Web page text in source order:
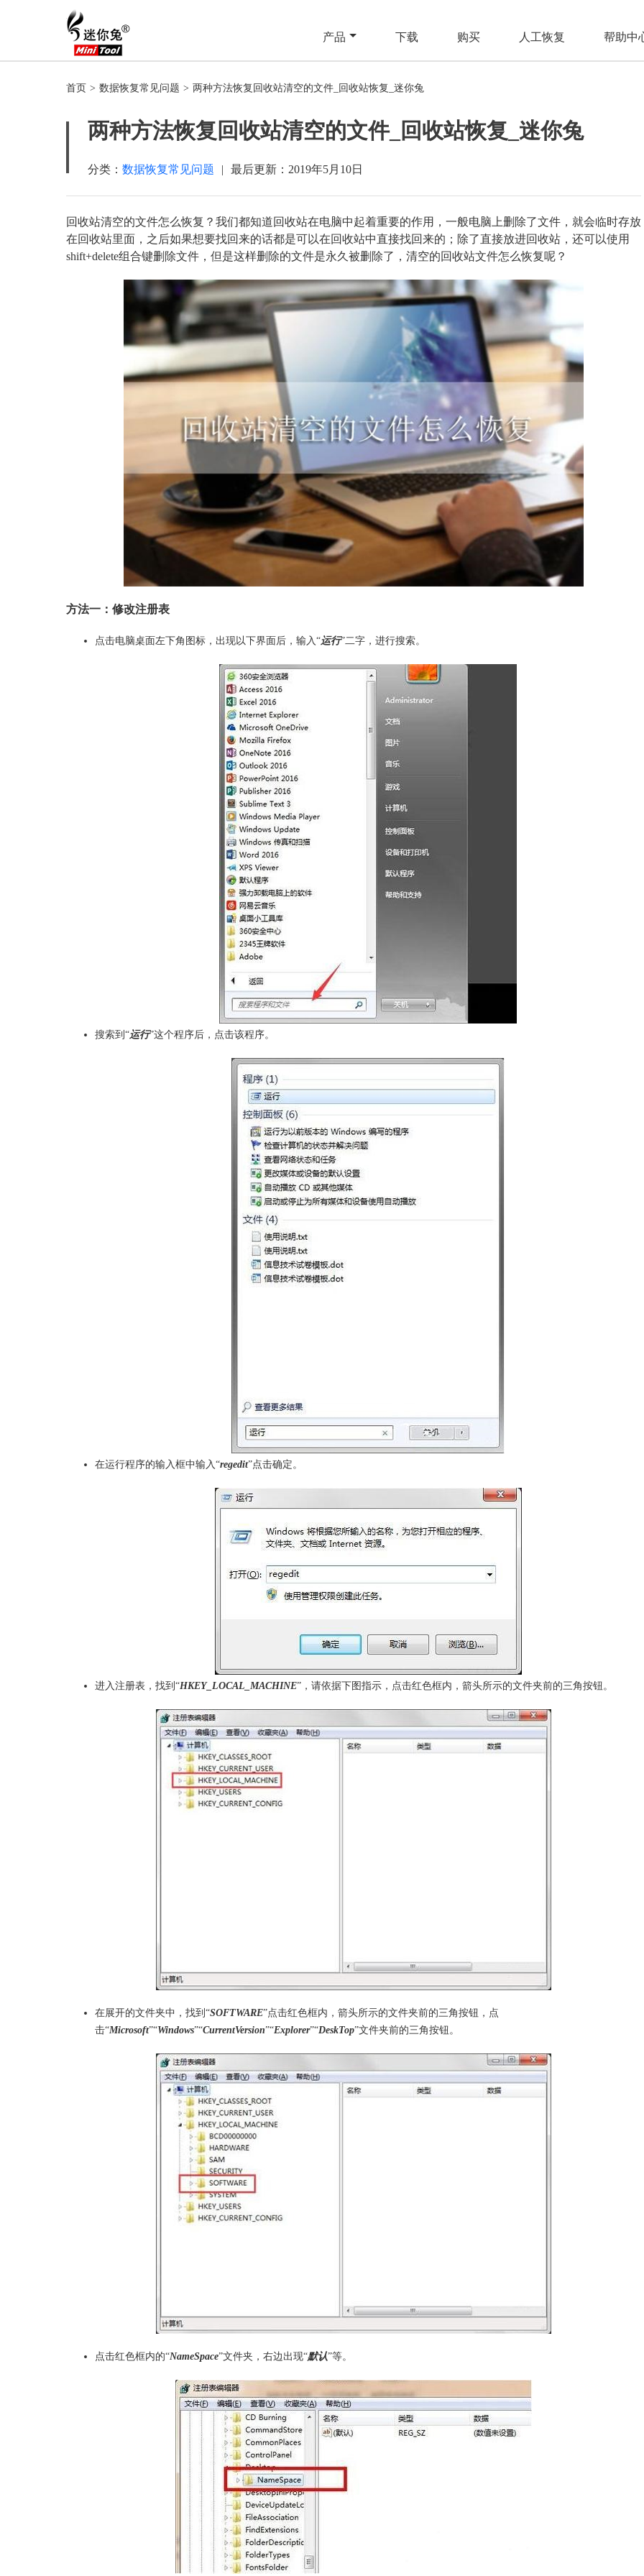
产品 下载 购买 人工恢复 帮助中
首页 > 数据恢复常见问题 > 两种方法恢复回收站清空的文件_回收站恢复_迷你兔
两种方法恢复回收站清空的文件_回收站恢复_迷你兔
分类： 数据恢复常见问题 | 最后更新： 2019年5月10日
回收站清空的文件怎么恢复？我们都知道回收站在电脑中起着重要的作用，一般电脑上删除了文件，就会临时存放
在回收站里面，之后如果想要找回来的话都是可以在回收站中直接找回来的；除了直接放进回收站，还可以使用
shift+delete组合键删除文件，但是这样删除的文件是永久被删除了，清空的回收站文件怎么恢复呢？
方法一：修改注册表
点击电脑桌面左下角图标，出现以下界面后，输入“运行”二字，进行搜索。
搜索到“运行”这个程序后，点击该程序。
在运行程序的输入框中输入“regedit”点击确定。
进入注册表，找到“HKEY_LOCAL_MACHINE”，请依据下图指示，点击红色框内，箭头所示的文件夹前的三角按钮。
在展开的文件夹中，找到“SOFTWARE”点击红色框内，箭头所示的文件夹前的三角按钮，点
击“Microsoft”“Windows”“CurrentVersion”“Explorer”“DeskTop”文件夹前的三角按钮。
点击红色框内的“NameSpace”文件夹，右边出现“默认”等。